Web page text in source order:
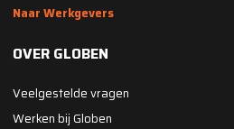
Naar Werkgevers
OVER GLOBEN
Veelgestelde vragen
Werken bij Globen